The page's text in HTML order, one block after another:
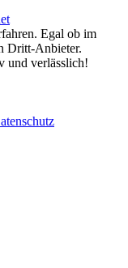
Egal ob im
Dritt-Anbieter.
und verlässlich!